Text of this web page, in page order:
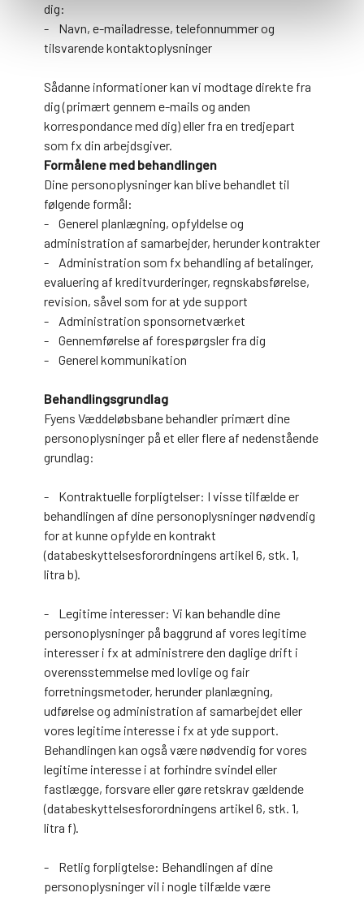
dig:
- Navn, e-mailadresse, telefonnummer og
tilsvarende kontaktoplysninger
Sådanne informationer kan vi modtage direkte fra
dig (primært gennem e-mails og anden
korrespondance med dig) eller fra en tredjepart
som fx din arbejdsgiver.
Formålene med behandlingen
Dine personoplysninger kan blive behandlet til
følgende formål:
- Generel planlægning, opfyldelse og
administration af samarbejder, herunder kontrakter
- Administration som fx behandling af betalinger,
evaluering af kreditvurderinger, regnskabsførelse,
revision, såvel som for at yde support
- Administration sponsornetværket
- Gennemførelse af forespørgsler fra dig
- Generel kommunikation
Behandlingsgrundlag
Fyens Væddeløbsbane behandler primært dine
personoplysninger på et eller flere af nedenstående
grundlag:
- Kontraktuelle forpligtelser: I visse tilfælde er
behandlingen af dine personoplysninger nødvendig
for at kunne opfylde en kontrakt
(databeskyttelsesforordningens artikel 6, stk. 1,
litra b).
- Legitime interesser: Vi kan behandle dine
personoplysninger på baggrund af vores legitime
interesser i fx at administrere den daglige drift i
overensstemmelse med lovlige og fair
forretningsmetoder, herunder planlægning,
udførelse og administration af samarbejdet eller
vores legitime interesse i fx at yde support.
Behandlingen kan også være nødvendig for vores
legitime interesse i at forhindre svindel eller
fastlægge, forsvare eller gøre retskrav gældende
(databeskyttelsesforordningens artikel 6, stk. 1,
litra f).
- Retlig forpligtelse: Behandlingen af dine
personoplysninger vil i nogle tilfælde være